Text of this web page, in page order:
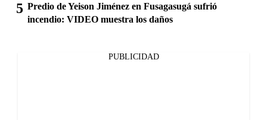
Predio de Yeison Jiménez en Fusagasugá sufrió
incendio: VIDEO muestra los daños
PUBLICIDAD